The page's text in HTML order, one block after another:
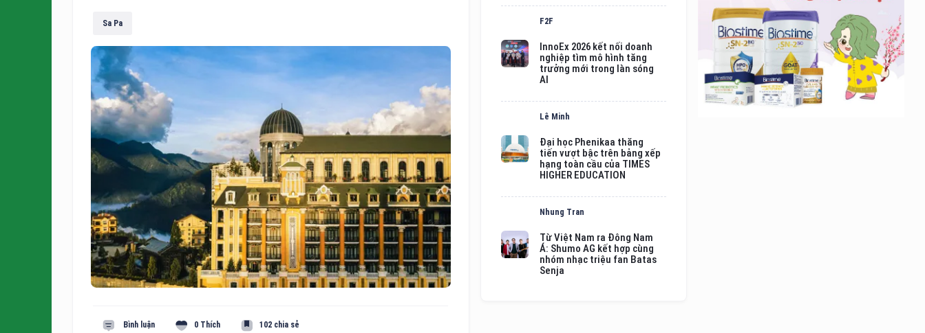
Sa Pa
Bình luận 0 Thích 102 chia sẻ
F2F
InnoEx 2026 kết nối doanh
nghiệp tìm mô hình tăng
trưởng mới trong làn sóng
AI
Lê Minh
Đại học Phenikaa thăng
tiến vượt bậc trên bảng xếp
hạng toàn cầu của TIMES
HIGHER EDUCATION
Nhung Tran
Từ Việt Nam ra Đông Nam
Á: Shumo AG kết hợp cùng
nhóm nhạc triệu fan Batas
Senja